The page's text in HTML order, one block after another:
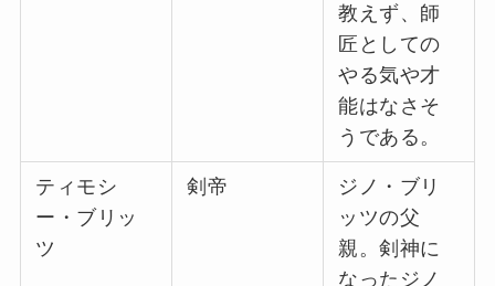
教えず、師
匠としての
やる気や才
能はなさそ
うである。
ティモシ
ー・ブリッ
ツ
剣帝
ジノ・ブリ
ッツの父
親。剣神に
なったジノ